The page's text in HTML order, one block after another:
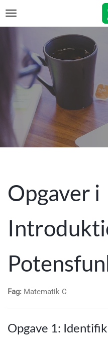
Opgaver i
Fag: Matematik C
Opgave 1: